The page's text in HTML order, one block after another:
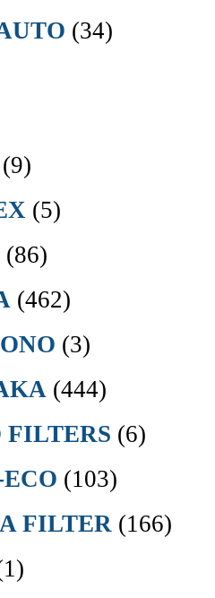
(34)
(9)
(5)
(86)
(462)
(3)
(444)
FILTERS (6)
(103)
FILTER (166)